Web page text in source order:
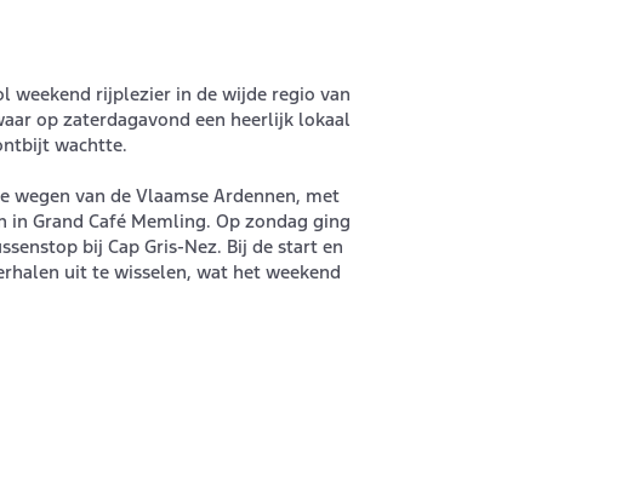
weekend rijplezier in de wijde regio van
op zaterdagavond een heerlijk lokaal
wachtte.
wegen van de Vlaamse Ardennen, met
in Grand Café Memling. Op zondag ging
bij Cap Gris-Nez. Bij de start en
uit te wisselen, wat het weekend